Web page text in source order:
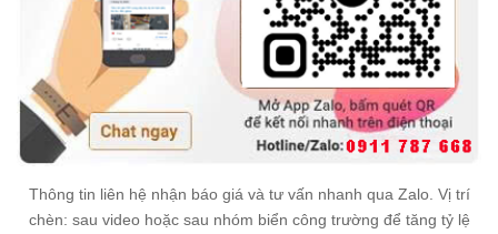
Thông tin liên hệ nhận báo giá và tư vấn nhanh qua Zalo. Vị trí
chèn: sau video hoặc sau nhóm biển công trường để tăng tỷ lệ